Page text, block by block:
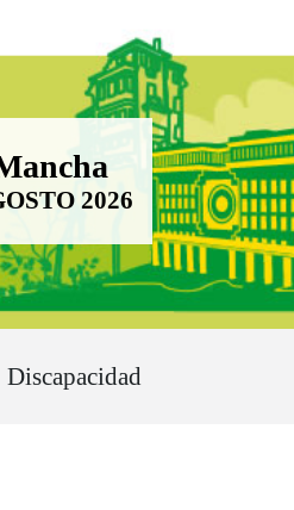
La Mancha
2026
Discapacidad